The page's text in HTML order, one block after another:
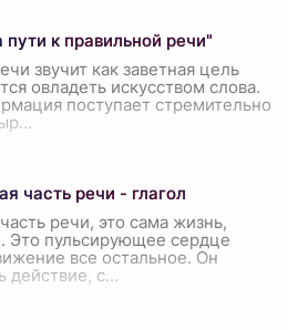
к правильной речи"
звучит как заветная цель
овладеть искусством слова.
поступает стремительно
...
часть речи - глагол
речи, это сама жизнь,
Это пульсирующее сердце
все остальное. Он
действие, с...